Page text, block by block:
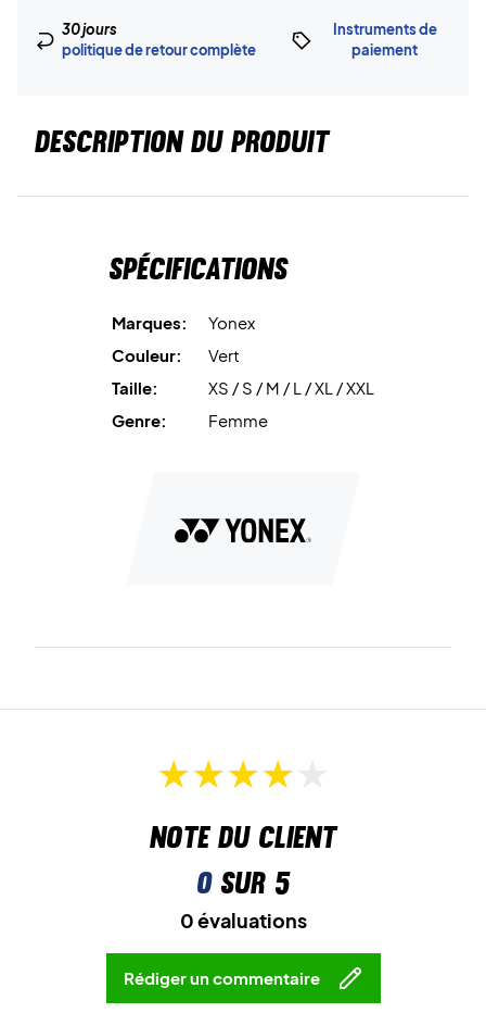
30 jours
politique de retour complète
Instruments de
paiement
DESCRIPTION DU PRODUIT
Spécifications
Marques:
Yonex
Couleur:
Vert
Taille:
XS / S / M / L / XL / XXL
Genre:
Femme
Note du client
0sur 5
0 évaluations
Rédiger un commentaire